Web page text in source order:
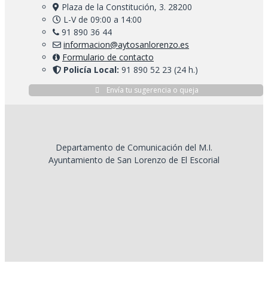
Plaza de la Constitución, 3. 28200
L-V de 09:00 a 14:00
91 890 36 44
informacion@aytosanlorenzo.es
Formulario de contacto
Policía Local: 91 890 52 23 (24 h.)
Envía tu sugerencia o queja
Departamento de Comunicación del M.I.
Ayuntamiento de San Lorenzo de El Escorial